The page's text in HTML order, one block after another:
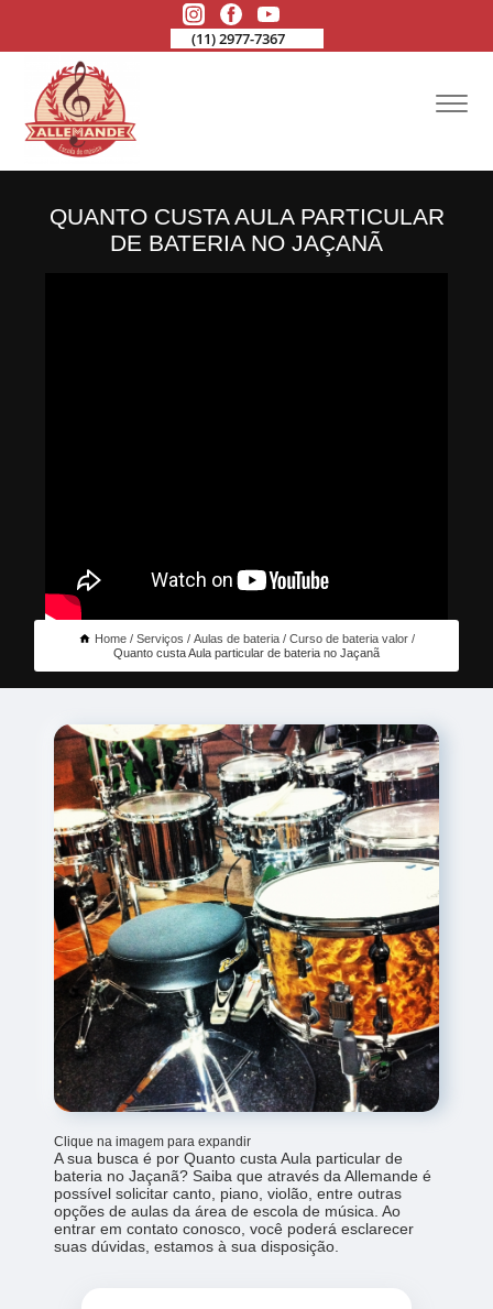
(11) 2977-7367
QUANTO CUSTA AULA PARTICULAR
DE BATERIA NO JAÇANÃ
Home Serviços Aulas de bateria
Curso de bateria valor
Quanto custa Aula particular de bateria no Jaçanã
Clique na imagem para expandir
A sua busca é por Quanto custa Aula particular de
bateria no Jaçanã? Saiba que através da Allemande é
possível solicitar canto, piano, violão, entre outras
opções de aulas da área de escola de música. Ao
entrar em contato conosco, você poderá esclarecer
suas dúvidas, estamos à sua disposição.